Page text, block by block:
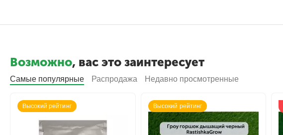
Возможно, вас это заинтересует
Самые популярные Распродажа Недавно просмотренные
Высокий рейтинг Высокий рейтинг